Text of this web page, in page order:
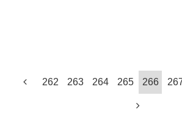
262 263 264 265 266